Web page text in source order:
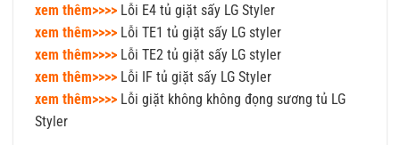
xem thêm>>>> Lỗi E4 tủ giặt sấy LG Styler
xem thêm>>>> Lỗi TE1 tủ giặt sấy LG styler
xem thêm>>>> Lỗi TE2 tủ giặt sấy LG styler
xem thêm>>>> Lỗi IF tủ giặt sấy LG Styler
xem thêm>>>> Lỗi giặt không không đọng sương tủ LG
Styler